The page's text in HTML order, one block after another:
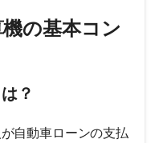
の基本コン
？
自動車ローンの支払